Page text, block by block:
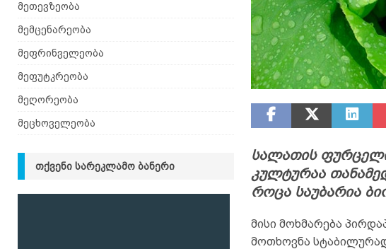
სალათის
კულტურაა
როცა საუბარია
მისი მოხმარება
მოთხოვნა
მეთევზეობა
მემცენარეობა
მეფრინველეობა
მეფუტკრეობა
მეღორეობა
მეცხოველეობა
ᲗᲥᲕᲔᲜᲘ ᲡᲐᲠᲔᲙᲚᲐᲛᲝ ᲑᲐᲜᲔᲠᲘ